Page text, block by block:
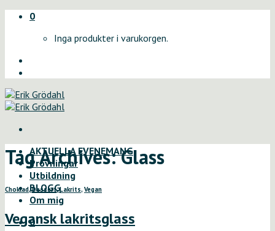
Skip
0
Inga produkter i varukorgen.
AKTUELLA EVENEMANG
Provningar
Utbildning
BLOGG
Om mig
0
Tag Archives:Glass
Choklad,Dessert,Lakrits, Vegan
Vegansk lakritsglass